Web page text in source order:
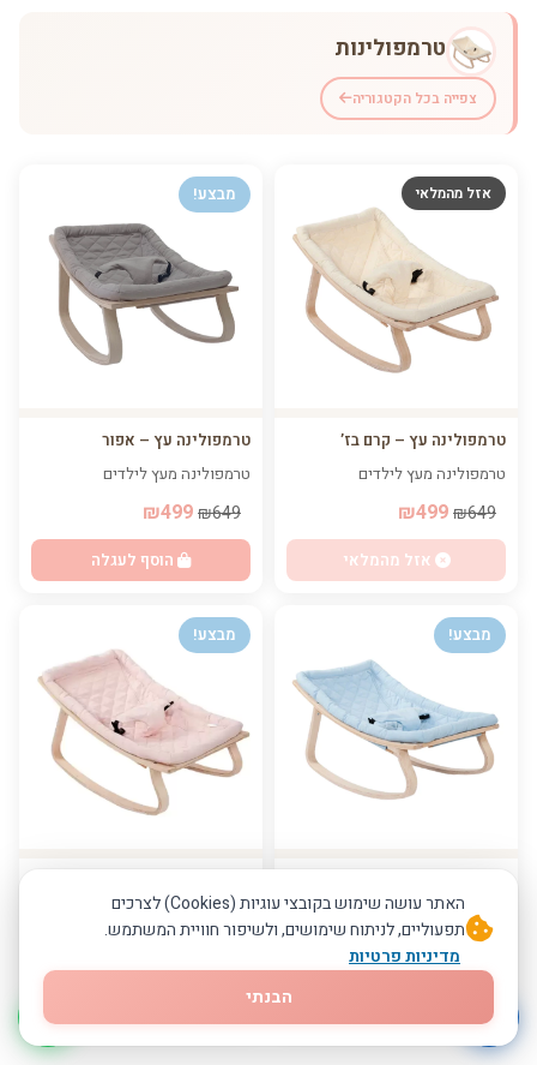
טרמפולינות
צפייה בכל הקטגוריה
אזל מהמלאי
טרמפולינה עץ – קרם בז’
טרמפולינה מעץ לילדים
₪649
אזל מהמלאי
מבצע!
טרמפולינה עץ – אפור
טרמפולינה מעץ לילדים
₪649
הוסף לעגלה
מבצע!
טרמפולינה מעץ לילדים
₪649
₪499
מבצע!
טרמפולינה מעץ לילדים
האתר עושה שימוש בקובצי עוגיות (Cookies) לצרכים
תפעוליים, לניתוח שימושים, ולשיפור חוויית המשתמש.
מדיניות פרטיות
הבנתי